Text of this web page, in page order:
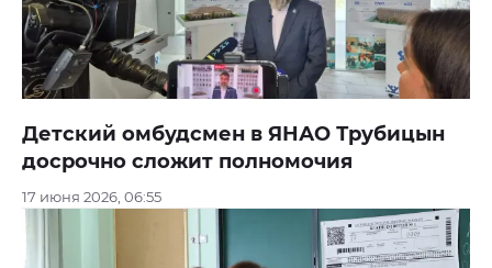
Детский омбудсмен в ЯНАО Трубицын
досрочно сложит полномочия
17 июня 2026, 06:55